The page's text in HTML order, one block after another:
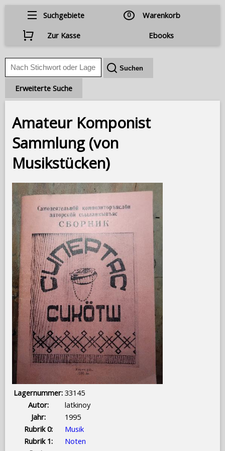
Suchgebiete 0
Warenkorb
Zur Kasse
Ebooks
Erweiterte Suche
Amateur Komponist
Sammlung (von
Musikstücken)
Lagernummer: 33145
Autor:
latkinoy
Jahr:
1995
Rubrik 0:
Musik
Rubrik 1:
Noten